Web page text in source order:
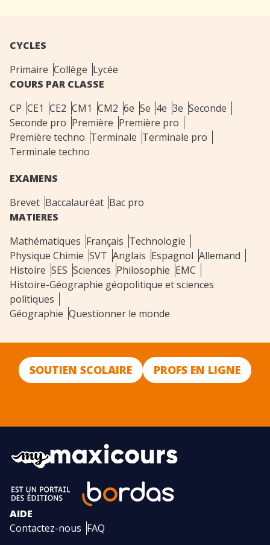
CYCLES
Primaire Collège Lycée
COURS PAR CLASSE
CP CE1 CE2 CM1 CM2 6e 5e 4e 3e Seconde
Seconde pro Première Première pro
Première techno Terminale Terminale pro
Terminale techno
EXAMENS
Brevet Baccalauréat Bac pro
MATIERES
Mathématiques Français Technologie
Physique Chimie SVT Anglais Espagnol Allemand
Histoire SES Sciences Philosophie EMC
Histoire-Géographie géopolitique et sciences
politiques
Géographie Questionner le monde
SOUTIEN SCOLAIRE PROFS EN LIGNE
AIDE
Contactez-nous FAQ